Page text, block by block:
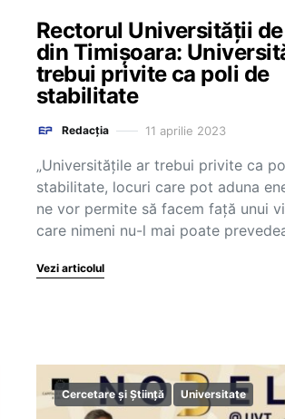
Rectorul Universității
din Timișoara:
trebui privite ca poli de
stabilitate
Redacția 11 aprilie 2023
„Universitățile ar trebui privite ca
stabilitate, locuri care pot aduna
ne vor permite să facem față unui
care nimeni nu-l mai poate
Vezi articolul
Cercetare și Știință Universitate